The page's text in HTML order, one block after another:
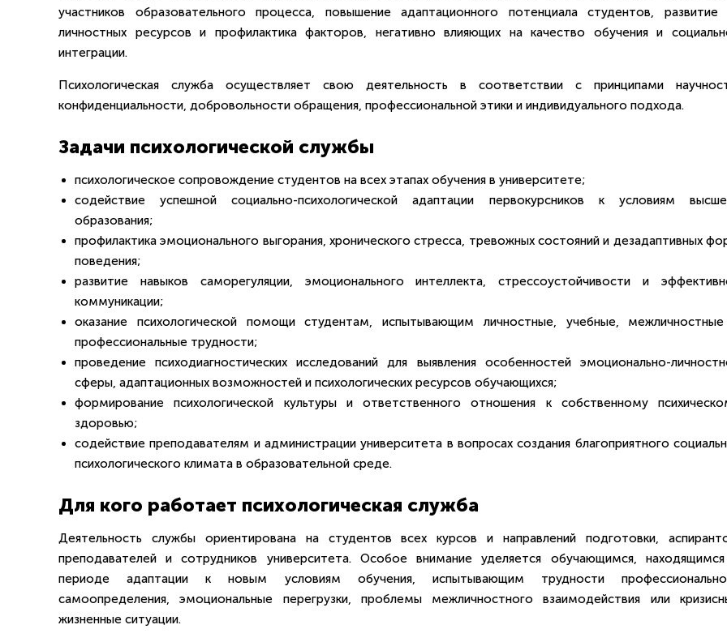
участников образовательного процесса, повышение адаптационного потенциала студентов, развитие
личностных ресурсов и профилактика факторов, негативно влияющих на качество обучения и
интеграции.
Психологическая служба осуществляет свою деятельность в соответствии с принципами
конфиденциальности, добровольности обращения, профессиональной этики и индивидуального подхода.
Задачи психологической службы
психологическое сопровождение студентов на всех этапах обучения в университете;
содействие успешной социально-психологической адаптации первокурсников к условиям
образования;
профилактика эмоционального выгорания, хронического стресса, тревожных состояний и дезадаптивных
поведения;
развитие навыков саморегуляции, эмоционального интеллекта, стрессоустойчивости и
коммуникации;
оказание психологической помощи студентам, испытывающим личностные, учебные,
профессиональные трудности;
проведение психодиагностических исследований для выявления особенностей эмоционально-
сферы, адаптационных возможностей и психологических ресурсов обучающихся;
формирование психологической культуры и ответственного отношения к собственному
здоровью;
содействие преподавателям и администрации университета в вопросах создания благоприятного
психологического климата в образовательной среде.
Для кого работает психологическая служба
Деятельность службы ориентирована на студентов всех курсов и направлений подготовки,
преподавателей и сотрудников университета. Особое внимание уделяется обучающимся,
периоде адаптации к новым условиям обучения, испытывающим трудности
самоопределения, эмоциональные перегрузки, проблемы межличностного взаимодействия или
жизненные ситуации.